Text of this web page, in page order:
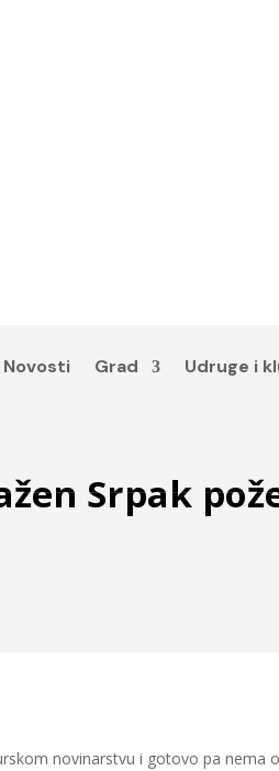
Novosti Grad Udruge i
Srpak
novinarstvu i gotovo pa nema